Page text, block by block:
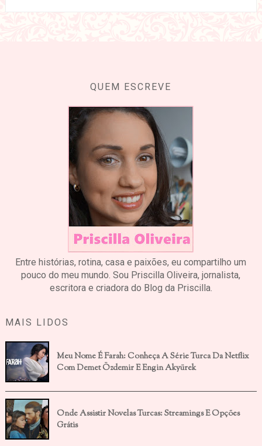
QUEM ESCREVE
Entre histórias, rotina, casa e paixões, eu compartilho um
pouco do meu mundo. Sou Priscilla Oliveira, jornalista,
escritora e criadora do Blog da Priscilla.
MAIS LIDOS
Meu Nome É Farah: Conheça A Série Turca Da Netflix
Com Demet Özdemir E Engin Akyürek
Onde Assistir Novelas Turcas: Streamings E Opções
Grátis